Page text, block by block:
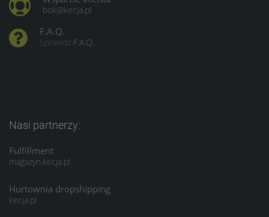
bok@kecja.pl
F.A.Q.
Sprawdź F.A.Q.
Nasi partnerzy:
Fulfillment
magazyn.kecja.pl
Hurtownia dropshipping
kecja.pl